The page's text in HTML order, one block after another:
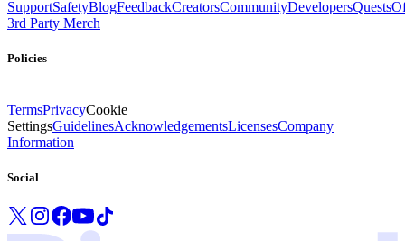
SupportSafetyBlogFeedbackCreatorsCommunityDevelopersQuests
3rd Party Merch
Policies
TermsPrivacyCookie
SettingsGuidelinesAcknowledgementsLicensesCompany
Information
Social